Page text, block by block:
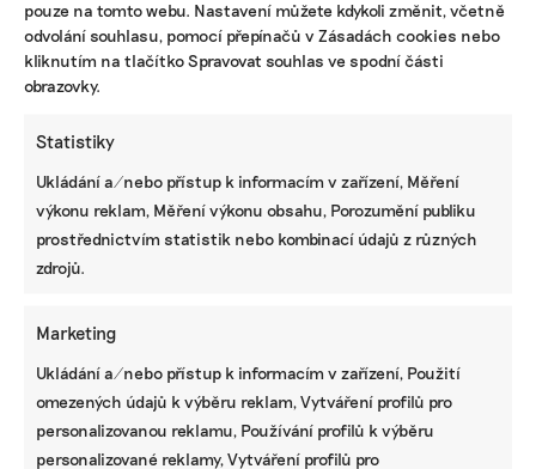
pouze na tomto webu. Nastavení můžete kdykoli změnit, včetně
odvolání souhlasu, pomocí přepínačů v Zásadách cookies nebo
kliknutím na tlačítko Spravovat souhlas ve spodní části
obrazovky.
Statistiky
Ukládání a/nebo přístup k informacím v zařízení, Měření
výkonu reklam, Měření výkonu obsahu, Porozumění publiku
prostřednictvím statistik nebo kombinací údajů z různých
zdrojů.
Marketing
Ukládání a/nebo přístup k informacím v zařízení, Použití
omezených údajů k výběru reklam, Vytváření profilů pro
personalizovanou reklamu, Používání profilů k výběru
personalizované reklamy, Vytváření profilů pro
pouze z recyklovaných materiálů. Zatím se to ale
nepodařilo nikomu na světě. Kdyby se to podařilo
dotáhnout až na 100 procent, tak by to bylo skvělé.
kde je 50 procent recyklátu, ale zatím jsme
narazili na limity.
Jak se Kave daří z pohledu byznysu?
pár má své pořadové číslo, například 1/150, 2/150,
trochu jako umělecká díla. Díky zpracování
různobarevných zbytků gumy je každá teniska
barevným unikátem. Zákazník si je tedy jistý, že
má originální boty, které nemá nikdo jiný.